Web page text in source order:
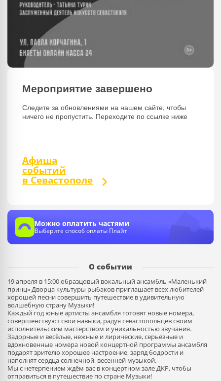
Мероприятие завершено
Следите за обновлениями на нашем сайте, чтобы
ничего не пропустить. Переходите по ссылке ниже
Афиша
событий
в Севастополе
Можно оплатить частями
Выберите способ оплаты Плайт
О событии
19 апреля в 15:00 образцовый вокальный ансамбль «Маленький
принц» Дворца культуры рыбаков приглашает всех любителей
хорошей песни совершить путешествие в удивительную
волшебную страну Музыки!
Каждый год юные артисты ансамбля готовят новые номера,
совершенствуют свои навыки, радуя севастопольцев своим
исполнительским мастерством и уникальностью звучания.
Задорные и весёлые, нежные и лирические, серьёзные и
вдохновенные номера новой концертной программы ансамбля
подарят зрителю хорошее настроение, заряд бодрости и
наполнят сердца солнечной, весенней музыкой.
Мы с нетерпением ждём вас в концертном зале ДКР, чтобы
отправиться в путешествие по стране Музыки!